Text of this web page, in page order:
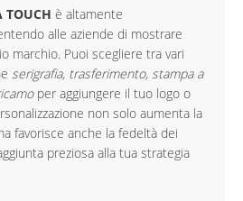
TOUCH è altamente
alle aziende di mostrare
marchio. Puoi scegliere tra vari
serigrafia, trasferimento, stampa a
per aggiungere il tuo logo o
non solo aumenta la
favorisce anche la fedeltà dei
preziosa alla tua strategia